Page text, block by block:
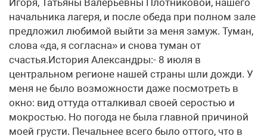
Игоря, Татьяны Валерьевны Плотниковой, нашего
начальника лагеря, и после обеда при полном зале
предложил любимой выйти за меня замуж. Туман,
слова «да, я согласна» и снова туман от
счастья.История Александры:- 8 июля в
центральном регионе нашей страны шли дожди. У
меня не было возможности даже посмотреть в
окно: вид оттуда отталкивал своей серостью и
мокростью. Но погода не была главной причиной
моей грусти. Печальнее всего было оттого, что в